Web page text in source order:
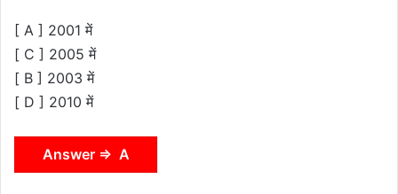
[ A ] 2001 में
[ C ] 2005 में
[ B ] 2003 में
[ D ] 2010 में
Answer ⇒ A